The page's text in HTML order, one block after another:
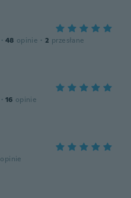
· 48 opinie · 2 przesłane
· 16 opinie
opinie